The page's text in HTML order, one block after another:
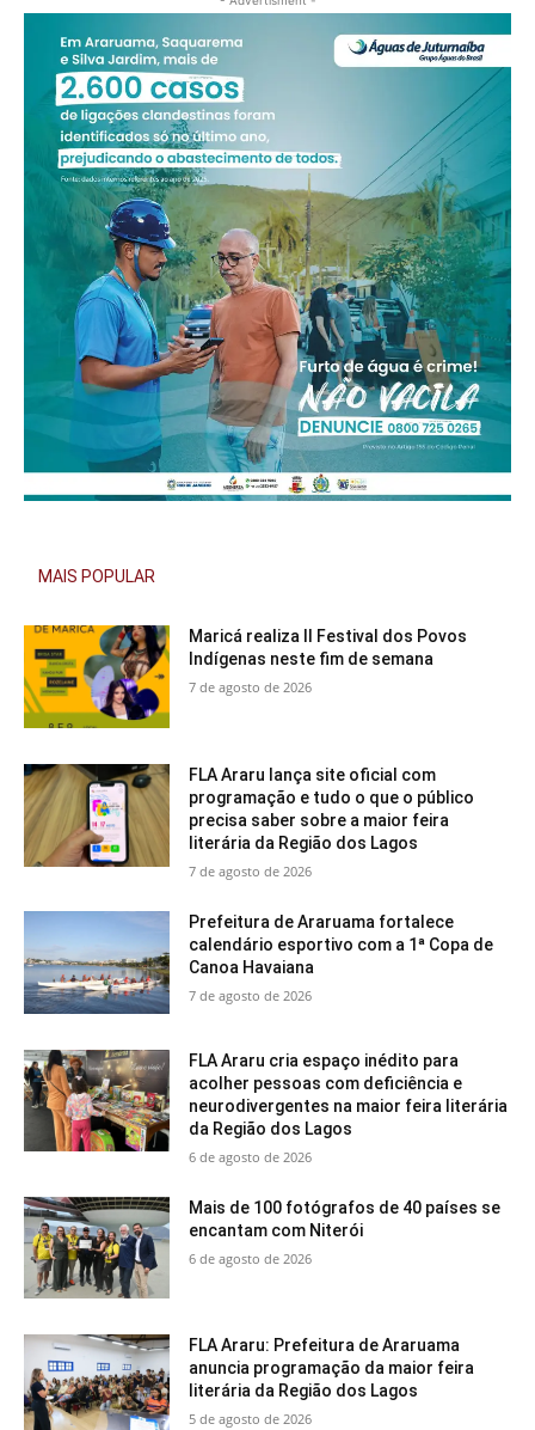
MAIS POPULAR
Maricá realiza II Festival dos Povos
Indígenas neste fim de semana
7 de agosto de 2026
FLA Araru lança site oficial com
programação e tudo o que o público
precisa saber sobre a maior feira
literária da Região dos Lagos
7 de agosto de 2026
Prefeitura de Araruama fortalece
calendário esportivo com a 1ª Copa de
Canoa Havaiana
7 de agosto de 2026
FLA Araru cria espaço inédito para
acolher pessoas com deficiência e
neurodivergentes na maior feira literária
da Região dos Lagos
6 de agosto de 2026
Mais de 100 fotógrafos de 40 países se
encantam com Niterói
6 de agosto de 2026
FLA Araru: Prefeitura de Araruama
anuncia programação da maior feira
literária da Região dos Lagos
5 de agosto de 2026